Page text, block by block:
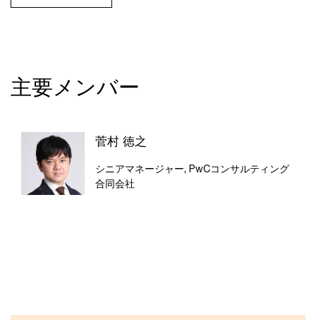
主要メンバー
菅村 徳之
シニアマネージャー, PwCコンサルティング
合同会社